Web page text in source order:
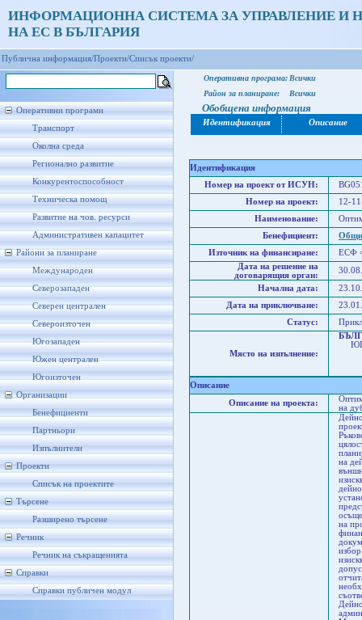
ИНФОРМАЦИОННА СИСТЕМА ЗА УПРАВЛЕНИЕ И
НА ЕС В БЪЛГАРИЯ
Публична информация/Проекти/Списък проекти/
Оперативни програми
Транспорт
Околна среда
Регионално развитие
Конкурентоспособност
Техническа помощ
Развитие на чов. ресурси
Административен капацитет
Райони за планиране
Международен
Северозападен
Северен централен
Североизточен
Югозападен
Южен централен
Югоизточен
Организации
Бенефициенти
Партньори
Изпълнители
Проекти
Списък на проектите
Търсене
Разширено търсене
Речник
Речник на съкращенията
Справки
Справки публичен модул
Оперативна програма: Всички
Район за планиране:
Всички
Обобщена информация
Идентификация Описание
Идентификация
Номер на проект от ИСУН:
Номер на проект:
12-
Наименование:
Бенефициент:
Източник на финансиране:
ЕСФ
Дата на решение на
договарящия орган:
Начална дата:
Дата на приключване:
Статус:
Място на изпълнение:
Описание
Описание на проекта:
на
на
на